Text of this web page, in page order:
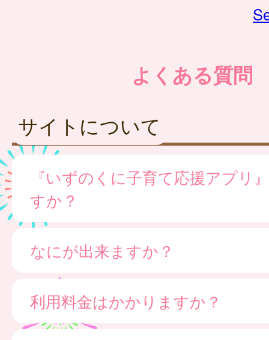
よくある質問
サイトについて
『いずのくに子育て応援アプリ
すか？
なにが出来ますか？
利用料金はかかりますか？